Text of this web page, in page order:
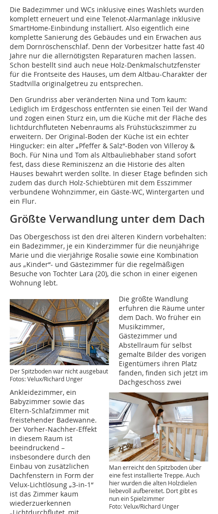
Die Badezimmer und WCs inklusive eines Washlets wurden
komplett erneuert und eine Telenot-Alarmanlage inklusive
SmartHome-Einbindung installiert. Also eigentlich eine
komplette Sanierung des Gebäudes und ein Erwachen aus
dem Dornröschenschlaf. Denn der Vorbesitzer hatte fast 40
Jahre nur die allernötigsten Reparaturen machen lassen.
Schon bestellt sind auch neue Holz-Denkmalschutzfenster
für die Frontseite des Hauses, um dem Altbau-Charakter der
Stadtvilla originalgetreu zu entsprechen.
Den Grundriss aber veränderten Nina und Tom kaum:
Lediglich im Erdgeschoss entfernten sie einen Teil der Wand
und zogen einen Sturz ein, um die Küche mit der Fläche des
lichtdurchfluteten Nebenraums als Frühstückszimmer zu
erweitern. Der Original-Boden der Küche ist ein echter
Hingucker: ein alter „Pfeffer & Salz“-Boden von Villeroy &
Boch. Für Nina und Tom als Altbauliebhaber stand sofort
fest, dass diese Reminiszenz an die Historie des alten
Hauses bewahrt werden sollte. In dieser Etage befinden sich
zudem das durch Holz-Schiebtüren mit dem Esszimmer
verbundene Wohnzimmer, ein Gäste-WC, Wintergarten und
ein Flur.
Größte Verwandlung unter dem Dach
Das Obergeschoss ist den drei älteren Kindern vorbehalten:
ein Badezimmer, je ein Kinderzimmer für die neunjährige
Marie und die vierjährige Rosalie sowie eine Kombination
aus „Kinder“- und Gästezimmer für die regelmäßigen
Besuche von Tochter Lara (20), die schon in einer eigenen
Wohnung lebt.
Der Spitzboden war nicht ausgebaut
Fotos: Velux/Richard Unger
Man erreicht den Spitzboden über
eine fest installierte Treppe. Auch
hier wurden die alten Holzdielen
liebevoll aufbereitet. Dort gibt es
nun ein Spielzimmer
Foto: Velux/Richard Unger
Die größte Wandlung
erfuhren die Räume unter
dem Dach. Wo früher ein
Musikzimmer,
Gästezimmer und
Abstellraum für selbst
gemalte Bilder des vorigen
Eigentümers ihren Platz
fanden, finden sich jetzt im
Dachgeschoss zwei
Ankleidezimmer, ein
Babyzimmer sowie das
Eltern-Schlafzimmer mit
freistehender Badewanne.
Der Vorher-Nachher-Effekt
in diesem Raum ist
beeindruckend –
insbesondere durch den
Einbau von zusätzlichen
Dachfenstern in Form der
Velux-Lichtlösung „3-in-1“
ist das Zimmer kaum
wiederzuerkennen